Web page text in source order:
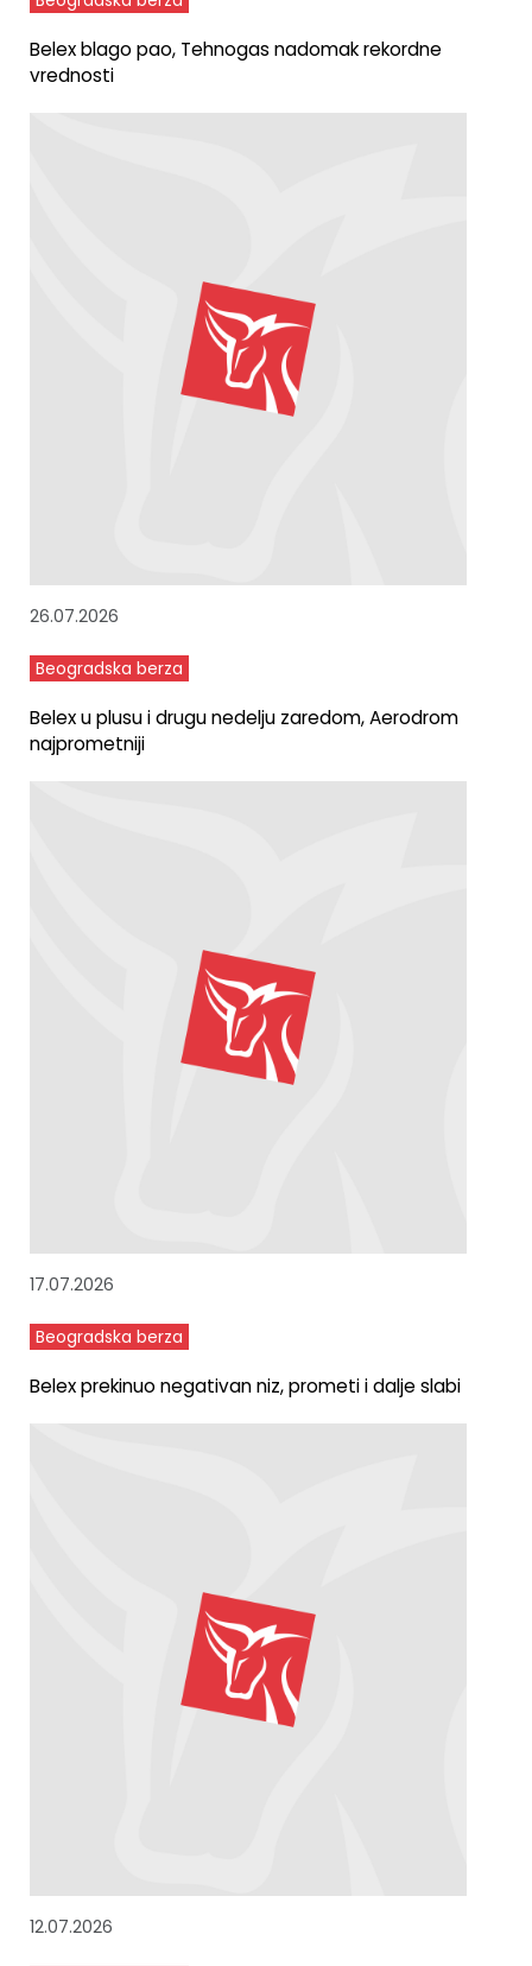
Belex blago pao, Tehnogas nadomak rekordne
vrednosti
26.07.2026
Beogradska berza
Belex u plusu i drugu nedelju zaredom, Aerodrom
najprometniji
17.07.2026
Beogradska berza
Belex prekinuo negativan niz, prometi i dalje slabi
12.07.2026